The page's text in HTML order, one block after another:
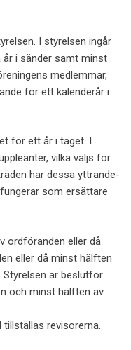
I styrelsen ingår
i sänder samt minst
medlemmar,
för ett kalenderår i
för ett år i taget. I
vilka väljs för
har dessa yttrande-
som ersättare
ordföranden eller då
eller då minst hälften
är beslutför
och minst hälften av
revisorerna.